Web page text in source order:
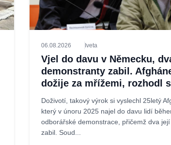
06.08.2026 Iveta
Vjel do davu v Německu,
demonstranty zabil.
dožije za mřížemi, rozhodl
Doživotí, takový výrok si vyslechl 25letý
který v únoru 2025 najel do davu lidí
odborářské demonstrace, přičemž dva
zabil. Soud...